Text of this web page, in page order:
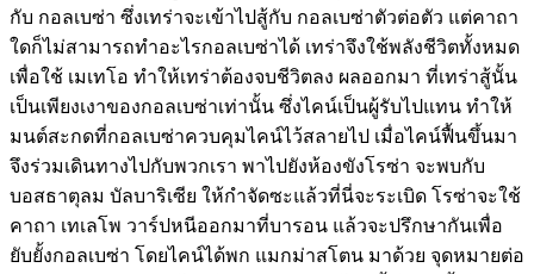
กับ กอลเบซ่า ซึ่งเทร่าจะเข้าไปสู้กับ กอลเบซ่าตัวต่อตัว แต่คาถา
ใดก็ไม่สามารถทำอะไรกอลเบซ่าได้ เทร่าจึงใช้พลังชีวิตทั้งหมด
เพื่อใช้ เมเทโอ ทำให้เทร่าต้องจบชีวิตลง ผลออกมา ที่เทร่าสู้นั้น
เป็นเพียงเงาของกอลเบซ่าเท่านั้น ซึ่งไคน์เป็นผู้รับไปแทน ทำให้
มนต์สะกดที่กอลเบซ่าควบคุมไคน์ไว้สลายไป เมื่อไคน์ฟื้นขึ้นมา
จึงร่วมเดินทางไปกับพวกเรา พาไปยังห้องขังโรซ่า จะพบกับ
บอสธาตุลม บัลบาริเซีย ให้กำจัดซะแล้วที่นี่จะระเบิด โรซ่าจะใช้
คาถา เทเลโพ วาร์ปหนีออกมาที่บารอน แล้วจะปรึกษากันเพื่อ
ยับยั้งกอลเบซ่า โดยไคน์ได้พก แมกม่าสโตน มาด้วย จุดหมายต่อ